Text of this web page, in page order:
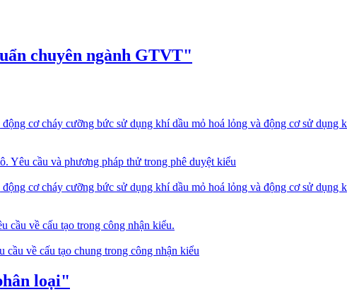
chuyên ngành GTVT"
cơ cháy cưỡng bức sử dụng khí dầu mỏ hoá lỏng và động cơ sử
Yêu cầu và phương pháp thử trong phê duyệt kiểu
cơ cháy cưỡng bức sử dụng khí dầu mỏ hoá lỏng và động cơ sử
cầu về cấu tạo trong công nhận kiểu.
về cấu tạo chung trong công nhận kiểu
loại"